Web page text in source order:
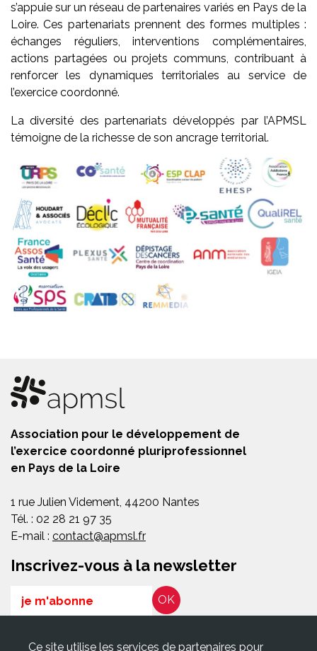
s’appuie sur un réseau de partenaires variés en Pays de la
Loire. Ces partenariats prennent des formes multiples :
échanges réguliers, interventions complémentaires,
actions partagées ou projets communs, contribuant à
renforcer les dynamiques territoriales au service de
l’exercice coordonné.
La diversité des partenariats développés par l’APMSL
témoigne de la richesse de son ancrage territorial.
Association pour le développement de
l’exercice coordonné pluriprofessionnel
en Pays de la Loire
1 rue Julien Videment, 44200 Nantes
Tél. : 02 28 21 97 35
E-mail : contact@apmsl.fr
Inscrivez-vous à la newsletter
Email
Ce site utilise les services de partenaires pour